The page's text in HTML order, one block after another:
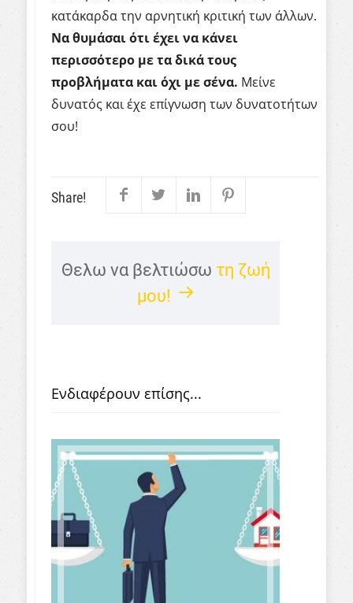
κατάκαρδα την αρνητική κριτική των άλλων.
Να θυμάσαι ότι έχει να κάνει
περισσότερο με τα δικά τους
προβλήματα και όχι με σένα. Μείνε
δυνατός και έχε επίγνωση των δυνατοτήτων
σου!
Share!
Θελω να βελτιώσω τη ζωή
μου!
Ενδιαφέρουν επίσης...